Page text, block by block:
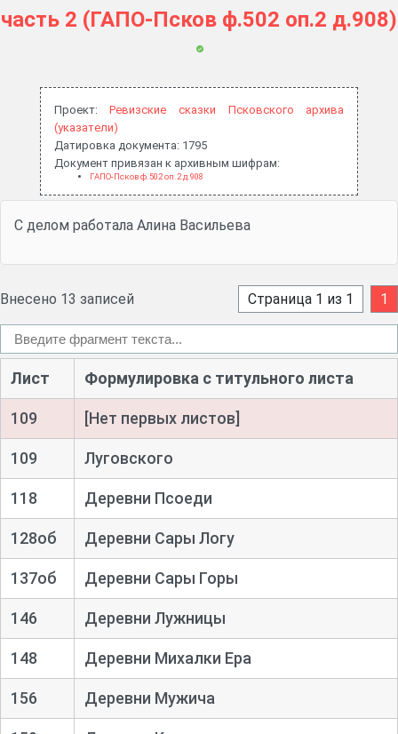
часть 2 (ГАПО-Псков ф.502 оп.2 д.908)
Проект:Ревизские сказки Псковского архива
(указатели)
Датировка документа: 1795
Документ привязан к архивным шифрам:
ГАПО-Псков ф.502 оп.2 д.908
С делом работала Алина Васильева
Внесено 13 записей Страница 1 из 1 1
Лист Формулировка с титульного листа
109 [Нет первых листов]
109 Луговского
118 Деревни Псоеди
128об Деревни Сары Логу
137об Деревни Сары Горы
146 Деревни Лужницы
148 Деревни Михалки Ера
156 Деревни Мужича